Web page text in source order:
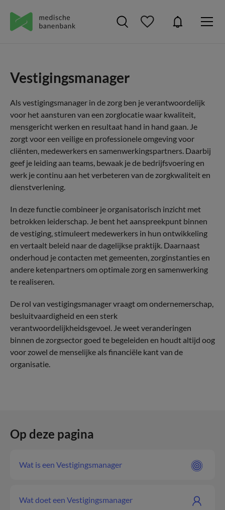
Vestigingsmanager
Als vestigingsmanager in de zorg ben je verantwoordelijk
voor het aansturen van een zorglocatie waar kwaliteit,
mensgericht werken en resultaat hand in hand gaan. Je
zorgt voor een veilige en professionele omgeving voor
cliënten, medewerkers en samenwerkingspartners. Daarbij
geef je leiding aan teams, bewaak je de bedrijfsvoering en
werk je continu aan het verbeteren van de zorgkwaliteit en
dienstverlening.
In deze functie combineer je organisatorisch inzicht met
betrokken leiderschap. Je bent het aanspreekpunt binnen
de vestiging, stimuleert medewerkers in hun ontwikkeling
en vertaalt beleid naar de dagelijkse praktijk. Daarnaast
onderhoud je contacten met gemeenten, zorginstanties en
andere ketenpartners om optimale zorg en samenwerking
te realiseren.
De rol van vestigingsmanager vraagt om ondernemerschap,
besluitvaardigheid en een sterk
verantwoordelijkheidsgevoel. Je weet veranderingen
binnen de zorgsector goed te begeleiden en houdt altijd oog
voor zowel de menselijke als financiële kant van de
organisatie.
Op deze pagina
Wat is een Vestigingsmanager
Wat doet een Vestigingsmanager